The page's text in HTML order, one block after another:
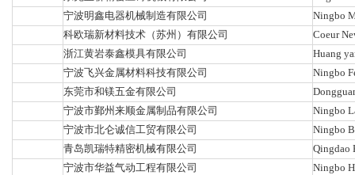
宁波明鑫电器机械制造有限公司
Ningbo
科欧瑞新材料技术（苏州）有限公司
Coeur
浙江黄岩泰鑫模具有限公司
Huang
宁波飞兴金属材料科技有限公司
Ningbo
东莞市和镁五金有限公司
宁波市鄞州来顺金属制品有限公司
Ningbo
宁波市北仑诚信工贸有限公司
Ningbo
青岛凯瑞特精密机械有限公司
Qingdao
宁波市华益气动工程有限公司
Ningbo